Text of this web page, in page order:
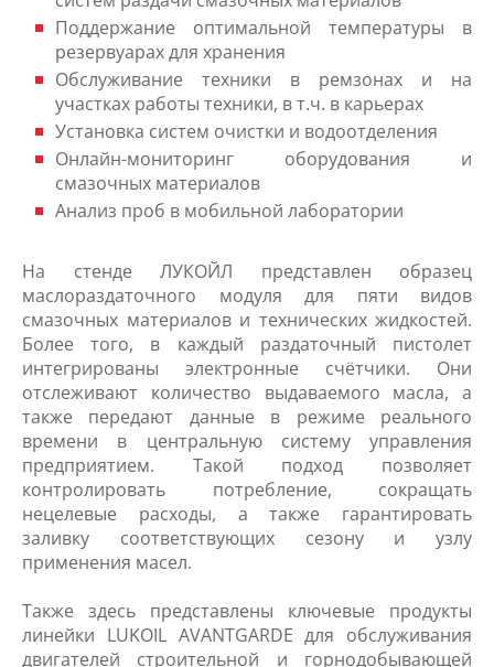
Поддержание оптимальной температуры в
резервуарах для хранения
Обслуживание техники в ремзонах и на
участках работы техники, в т.ч. в карьерах
Установка систем очистки и водоотделения
Онлайн-мониторинг оборудования и
смазочных материалов
Анализ проб в мобильной лаборатории
На стенде ЛУКОЙЛ представлен образец
маслораздаточного модуля для пяти видов
смазочных материалов и технических жидкостей.
Более того, в каждый раздаточный пистолет
интегрированы электронные счётчики. Они
отслеживают количество выдаваемого масла, а
также передают данные в режиме реального
времени в центральную систему управления
предприятием. Такой подход позволяет
контролировать потребление, сокращать
нецелевые расходы, а также гарантировать
заливку соответствующих сезону и узлу
применения масел.
Также здесь представлены ключевые продукты
линейки LUKOIL AVANTGARDE для обслуживания
двигателей строительной и горнодобывающей